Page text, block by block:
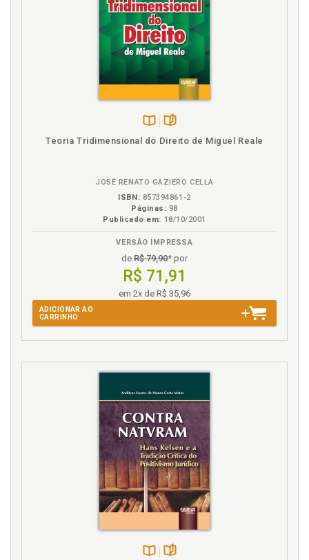
Disponível
páginas
Teoria Tridimensional do Direito de Miguel Reale
JOSÉ RENATO GAZIERO CELLA
ISBN: 857394861-2
Páginas: 98
Publicado em: 18/10/2001
VERSÃO IMPRESSA
de R$ 79,90* por
R$ 71,91
em 2x de R$ 35,96
ADICIONAR AO
CARRINHO